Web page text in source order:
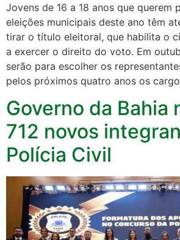
Jovens de 16 a 18 anos que querem
eleições municipais deste ano têm
tirar o título eleitoral, que habilita o
a exercer o direito do voto. Em
serão para escolher os
pelos próximos quatro anos os
Governo da Bahia
712 novos
Polícia Civil